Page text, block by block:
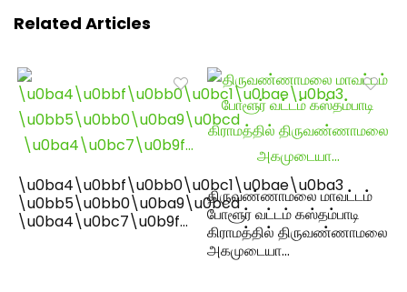
Related Articles
\u0ba4\u0bbf\u0bb0\u0bc1\u0bae\u0ba3
\u0bb5\u0bb0\u0ba9\u0bcd
\u0ba4\u0bc7\u0b9f…
திருவண்ணாமலை மாவட்டம்
போளூர் வட்டம் கஸ்தம்பாடி
கிராமத்தில் திருவண்ணாமலை
அகமுடையா…